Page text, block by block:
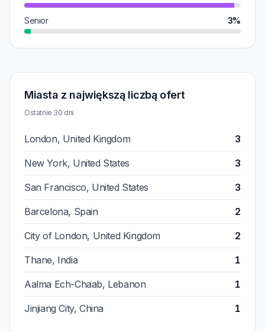
Senior 3%
Miasta z największą liczbą ofert
Ostatnie 30 dni
London, United Kingdom 3
New York, United States 3
San Francisco, United States 3
Barcelona, Spain 2
City of London, United Kingdom 2
Thane, India 1
Aalma Ech-Chaab, Lebanon 1
Jinjiang City, China 1